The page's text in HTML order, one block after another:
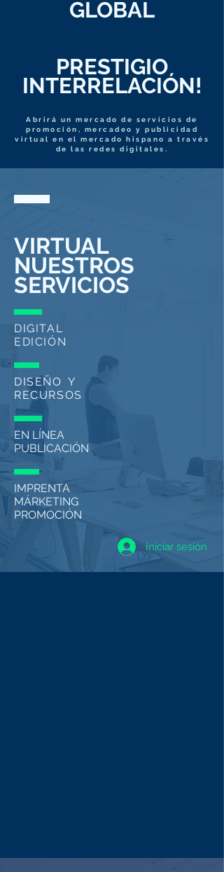
GLOBAL
PRESTIGIO
INTERRELACIÓN!
Abrirá un mercado de servicios de
promoción, mercadeo y publicidad
virtual en el mercado hispano a través
de las redes digitales.
VIRTUAL
NUESTROS
SERVICIOS
DIGITAL
EDICIÓN
DISEÑO Y
RECURSOS
EN LÍNEA
PUBLICACIÓN
IMPRENTA
MÁRKETING
PROMOCIÓN
Iniciar sesión